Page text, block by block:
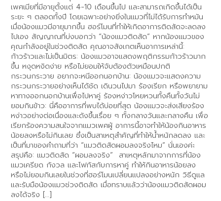
เพศเมียที่มีอายุตั้งแต่ 4-10 เดือนขึ้นไป และสามารถเกิดขึ้นได้เป็น
ระยะ ๆ ตลอดทั้งปี โดยเฉพาะอย่างยิ่งในแมวที่ไม่ได้รับการทำหมัน
เมื่อน้องแมวมีอายุมากขึ้น ฮอร์โมนที่ทำให้เกิดอาการติดสัดจะลดลง
ไปเอง สัญญาณที่บ่งบอกว่า “น้องแมวติดสัด” หากน้องแมวของ
คุณกำลังอยู่ในช่วงติดสัด คุณอาจสังเกตเห็นอาการเหล่านี้:
ก้าวร้าวและไม่เป็นมิตร: น้องแมวอาจแสดงพฤติกรรมก้าวร้าวมาก
ขึ้น หงุดหงิดง่าย หรือไม่ยอมให้จับต้องตัวเหมือนปกติ
กระวนกระวาย อยากจะหนีออกนอกบ้าน: น้องแมวจะแสดงความ
กระวนกระวายอย่างเห็นได้ชัด เดินวนไปมา ร้องเรียก หรือพยายาม
หาทางออกนอกบ้านเพื่อไปหาคู่ ร้องหง่าวโหยหวนทั้งคืนทั้งวันไม่
ยอมกินข้าว: นี่คืออาการที่พบได้บ่อยที่สุด น้องแมวจะส่งเสียงร้อง
หง่าวอย่างต่อเนื่องและดังขึ้นเรื่อย ๆ ทั้งกลางวันและกลางคืน เพื่อ
เรียกร้องความสนใจจากแมวเพศผู้ อาการนี้อาจทำให้น้องกินอาหาร
น้อยลงหรือไม่กินเลย ซึ่งเป็นสาเหตุสำคัญที่ทำให้น้ำหนักลดลง และ
เป็นที่มาของคำถามที่ว่า “แมวติดสัดผอมลงจริงไหม” นั่นเองค่ะ
สรุปคือ: แมวติดสัด “ผอมลงจริง” สาเหตุหลักมาจากการที่น้อง
แมวเครียด กังวล และโฟกัสกับการหาคู่ ทำให้กินอาหารน้อยลง
หรือไม่ยอมกินเลยในช่วงที่ฮอร์โมนเปลี่ยนแปลงอย่างหนัก วิธีดูแล
และรับมือน้องแมวช่วงติดสัด เมื่อทราบแล้วว่าน้องแมวติดสัดผอม
ลงได้จริง […]